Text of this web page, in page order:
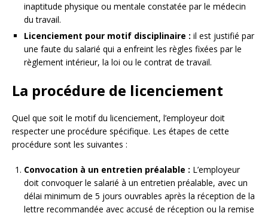
inaptitude physique ou mentale constatée par le médecin
du travail.
Licenciement pour motif disciplinaire : il est justifié par
une faute du salarié qui a enfreint les règles fixées par le
règlement intérieur, la loi ou le contrat de travail.
La procédure de licenciement
Quel que soit le motif du licenciement, l’employeur doit
respecter une procédure spécifique. Les étapes de cette
procédure sont les suivantes :
Convocation à un entretien préalable : L’employeur
doit convoquer le salarié à un entretien préalable, avec un
délai minimum de 5 jours ouvrables après la réception de la
lettre recommandée avec accusé de réception ou la remise